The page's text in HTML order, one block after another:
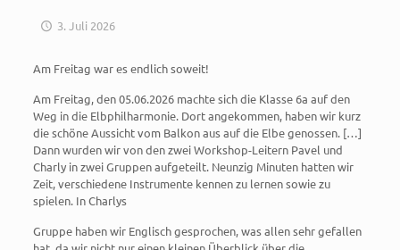
3. Juli 2026
Am Freitag war es endlich soweit!
Am Freitag, den 05.06.2026 machte sich die Klasse 6a auf den
Weg in die Elbphilharmonie. Dort angekommen, haben wir kurz
die schöne Aussicht vom Balkon aus auf die Elbe genossen. […]
Dann wurden wir von den zwei Workshop-Leitern Pavel und
Charly in zwei Gruppen aufgeteilt. Neunzig Minuten hatten wir
Zeit, verschiedene Instrumente kennen zu lernen sowie zu
spielen. In Charlys
Gruppe haben wir Englisch gesprochen, was allen sehr gefallen